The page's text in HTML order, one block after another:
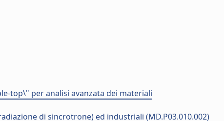
top\" per analisi avanzata dei materiali
di sincrotrone) ed industriali (MD.P03.010.002)